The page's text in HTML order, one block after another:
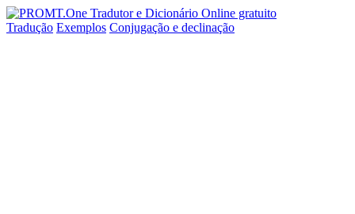
Tradução Exemplos Conjugação e declinação